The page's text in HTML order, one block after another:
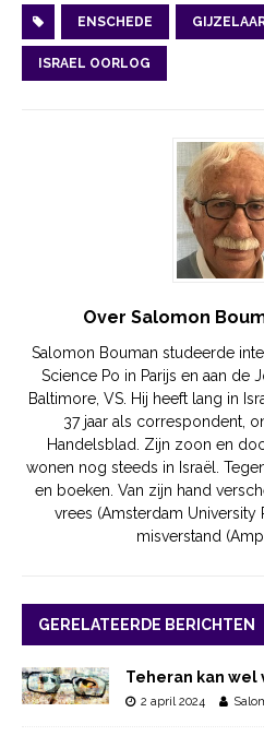
ENSCHEDE
ISRAEL OORLOG
Over Salomon
Salomon Bouman studeerde
Science Po in Parijs en aan de
Baltimore, VS. Hij heeft lang in
37 jaar als correspondent,
Handelsblad. Zijn zoon en
wonen nog steeds in Israël.
en boeken. Van zijn hand
vrees (Amsterdam University
misverstand
GERELATEERDE BERICHTEN
Teheran kan
2 april 2024